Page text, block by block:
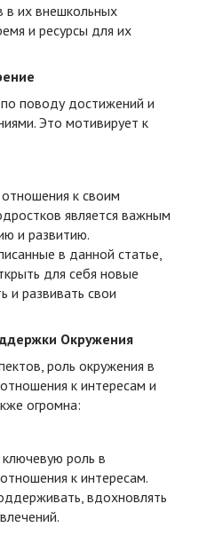
их внешкольных
и ресурсы для их
поводу достижений и
Это мотивирует к
к своим
является важным
и развитию.
в данной статье,
для себя новые
и развивать свои
Окружения
роль окружения в
к интересам и
огромна:
роль в
к интересам.
вдохновлять